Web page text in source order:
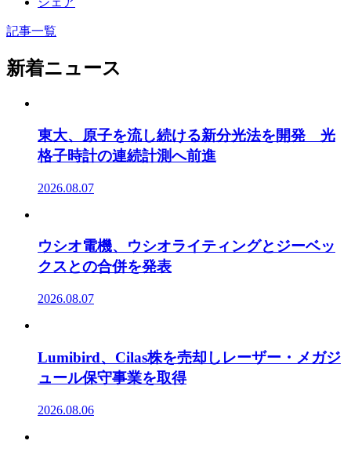
記事一覧
新着ニュース
東大、原子を流し続ける新分光法を開発 光
格子時計の連続計測へ前進
2026.08.07
ウシオ電機、ウシオライティングとジーベッ
クスとの合併を発表
2026.08.07
Lumibird、Cilas株を売却しレーザー・メガジ
ュール保守事業を取得
2026.08.06